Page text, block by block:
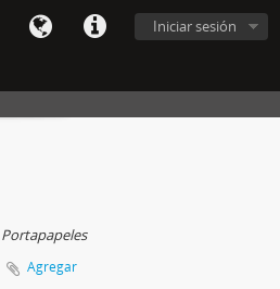
Iniciar sesión
Portapapeles
Agregar